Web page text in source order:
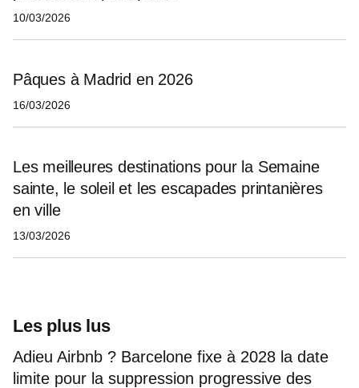
10/03/2026
Pâques à Madrid en 2026
16/03/2026
Les meilleures destinations pour la Semaine
sainte, le soleil et les escapades printanières
en ville
13/03/2026
Les plus lus
Adieu Airbnb ? Barcelone fixe à 2028 la date
limite pour la suppression progressive des